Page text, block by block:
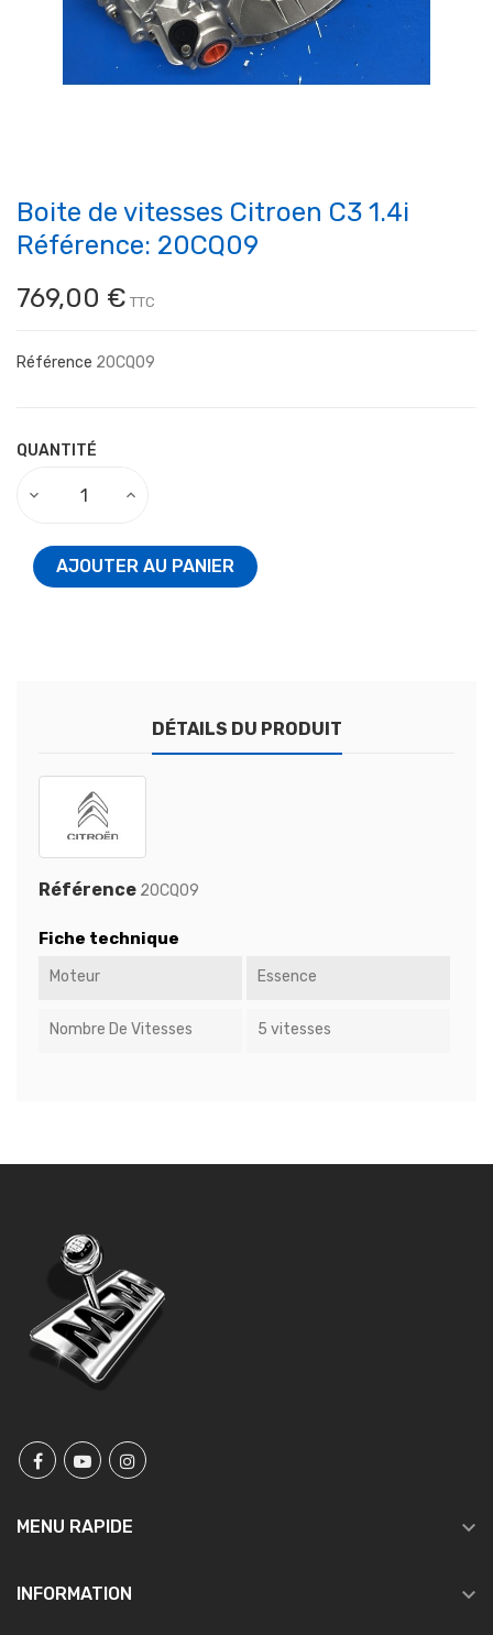
Boite de vitesses Citroen C3 1.4i
Référence: 20CQ09
769,00 € TTC
Référence 20CQ09
QUANTITÉ
AJOUTER AU PANIER
DÉTAILS DU PRODUIT
Référence 20CQ09
Fiche technique
Moteur Essence
Nombre De Vitesses 5 vitesses
MENU RAPIDE 
INFORMATION 